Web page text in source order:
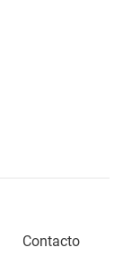
Contacto